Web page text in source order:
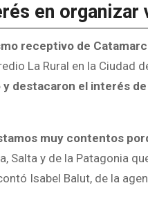
en organizar
receptivo de
La Rural en la Ciudad
y destacaron el interés
muy contentos
Salta y de la Patagonia
Isabel Balut, de la